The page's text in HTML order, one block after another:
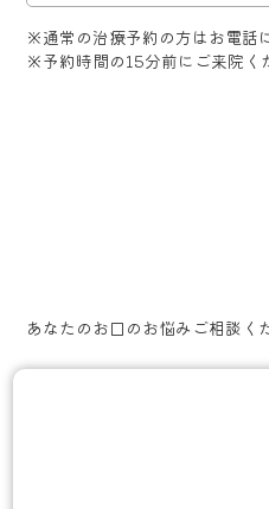
※通常の治療予約の方はお電話
※予約時間の15分前にご来院く
あなたのお口のお悩みご相談く